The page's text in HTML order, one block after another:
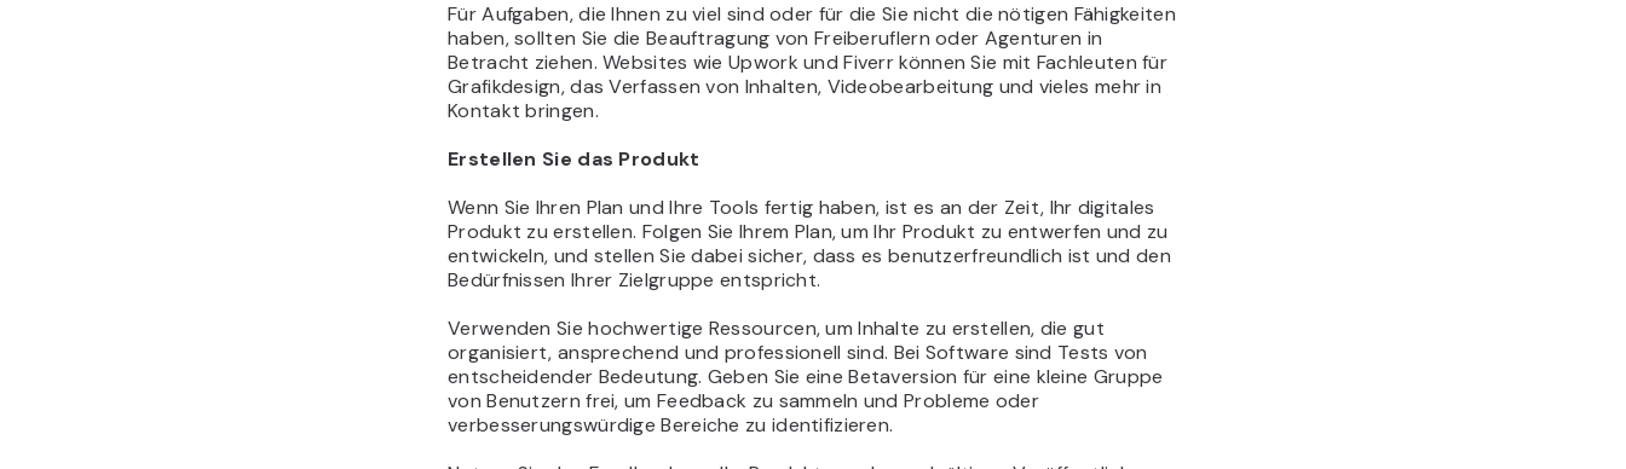
Für Aufgaben, die Ihnen zu viel sind oder für die Sie nicht die nötigen Fähigkeiten
haben, sollten Sie die Beauftragung von Freiberuflern oder Agenturen in
Betracht ziehen. Websites wie Upwork und Fiverr können Sie mit Fachleuten für
Grafikdesign, das Verfassen von Inhalten, Videobearbeitung und vieles mehr in
Kontakt bringen.
Erstellen Sie das Produkt
Wenn Sie Ihren Plan und Ihre Tools fertig haben, ist es an der Zeit, Ihr digitales
Produkt zu erstellen. Folgen Sie Ihrem Plan, um Ihr Produkt zu entwerfen und zu
entwickeln, und stellen Sie dabei sicher, dass es benutzerfreundlich ist und den
Bedürfnissen Ihrer Zielgruppe entspricht.
Verwenden Sie hochwertige Ressourcen, um Inhalte zu erstellen, die gut
organisiert, ansprechend und professionell sind. Bei Software sind Tests von
entscheidender Bedeutung. Geben Sie eine Betaversion für eine kleine Gruppe
von Benutzern frei, um Feedback zu sammeln und Probleme oder
verbesserungswürdige Bereiche zu identifizieren.